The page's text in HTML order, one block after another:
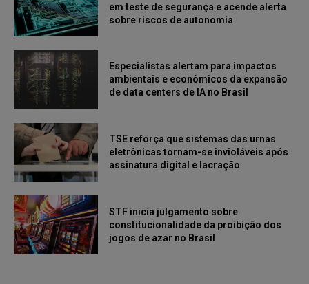
em teste de segurança e acende alerta
sobre riscos de autonomia
Especialistas alertam para impactos
ambientais e econômicos da expansão
de data centers de IA no Brasil
TSE reforça que sistemas das urnas
eletrônicas tornam-se invioláveis após
assinatura digital e lacração
STF inicia julgamento sobre
constitucionalidade da proibição dos
jogos de azar no Brasil